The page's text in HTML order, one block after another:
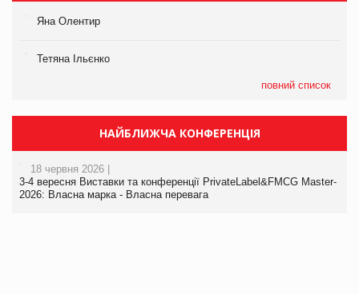
Яна Олентир
Тетяна Ільєнко
повний список
НАЙБЛИЖЧА КОНФЕРЕНЦІЯ
18 червня 2026 |
3-4 вересня Виставки та конференції PrivateLabel&FMCG Master-
2026: Власна марка - Власна перевага